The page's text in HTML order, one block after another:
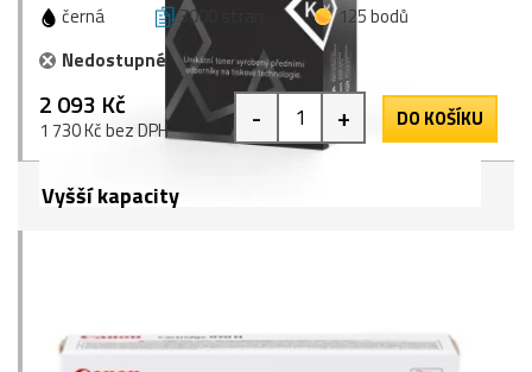
černá 3000 stran
125 bodů
Nedostupné
2 093 Kč
1 730 Kč bez DPH - + DO KOŠÍKU
Vyšší kapacity